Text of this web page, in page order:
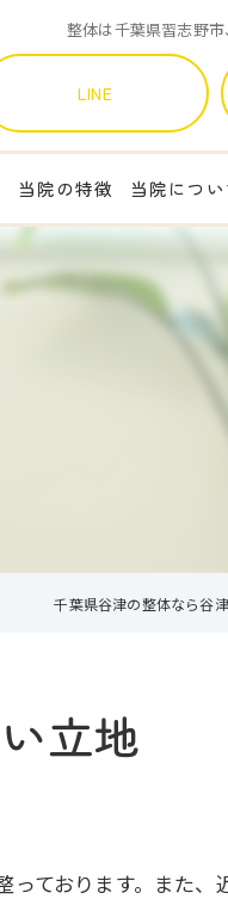
整体は千葉県習志野
LINE
当院の特徴
肩こり
当院につい
千葉県谷津の整体なら谷
立地
ております。また、